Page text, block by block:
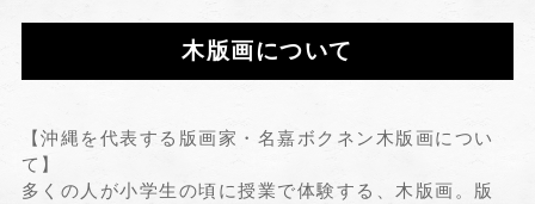
木版画について
【沖縄を代表する版画家・名嘉ボクネン木版画につい
て】
多くの人が小学生の頃に授業で体験する、木版画。版